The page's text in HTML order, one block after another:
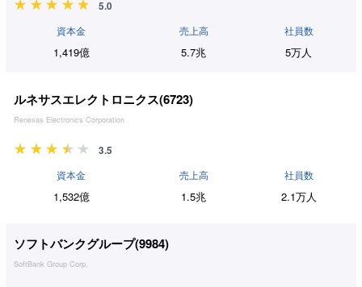
5.0
資本金
1,419億
売上高
5.7兆
社員数
5万人
ルネサスエレクトロニクス(6723)
Renesas Electronics Corporation
3.5
資本金
1,532億
売上高
1.5兆
社員数
2.1万人
ソフトバンクグループ(9984)
SoftBank Group Corp.